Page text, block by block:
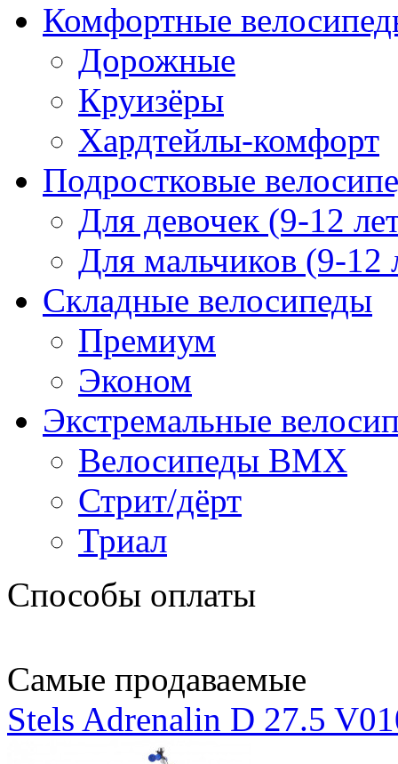
Комфортные
Дорожные
Круизёры
Хардтейлы-комфорт
Подростковые
Для девочек (9-12
Для мальчиков (9-12
Складные велосипеды
Премиум
Эконом
Экстремальные
Велосипеды BMX
Стрит/дёрт
Триал
Способы оплаты
Самые продаваемые
Stels Adrenalin D 27.5